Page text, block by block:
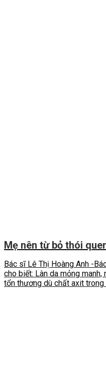
Mẹ nên từ bỏ thói
Bác sĩ Lê Thị Hoàng Anh -
cho biết: Làn da mỏng
tổn thương dù chất axit trong